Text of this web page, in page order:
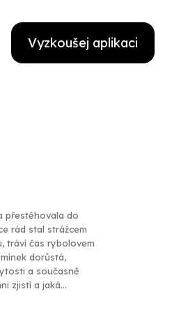
Vyzkoušej aplikaci
přestěhovala do
rád stal strážcem
tráví čas rybolovem
dorůstá,
a současně
zjistí a jaká